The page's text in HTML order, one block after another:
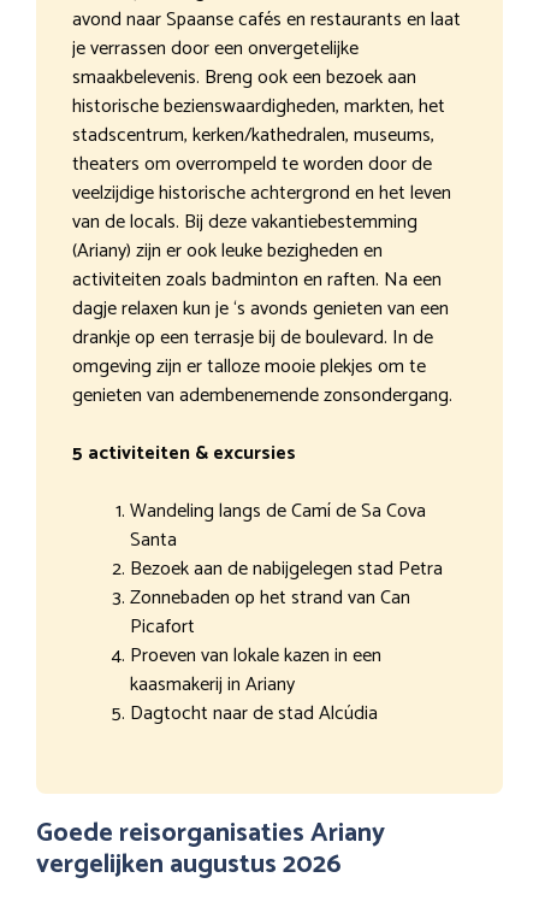
avond naar Spaanse cafés en restaurants en laat
je verrassen door een onvergetelijke
smaakbelevenis. Breng ook een bezoek aan
historische bezienswaardigheden, markten, het
stadscentrum, kerken/kathedralen, museums,
theaters om overrompeld te worden door de
veelzijdige historische achtergrond en het leven
van de locals. Bij deze vakantiebestemming
(Ariany) zijn er ook leuke bezigheden en
activiteiten zoals badminton en raften. Na een
dagje relaxen kun je ‘s avonds genieten van een
drankje op een terrasje bij de boulevard. In de
omgeving zijn er talloze mooie plekjes om te
genieten van adembenemende zonsondergang.
5 activiteiten & excursies
Wandeling langs de Camí de Sa Cova
Santa
Bezoek aan de nabijgelegen stad Petra
Zonnebaden op het strand van Can
Picafort
Proeven van lokale kazen in een
kaasmakerij in Ariany
Dagtocht naar de stad Alcúdia
Goede reisorganisaties Ariany
vergelijken augustus 2026